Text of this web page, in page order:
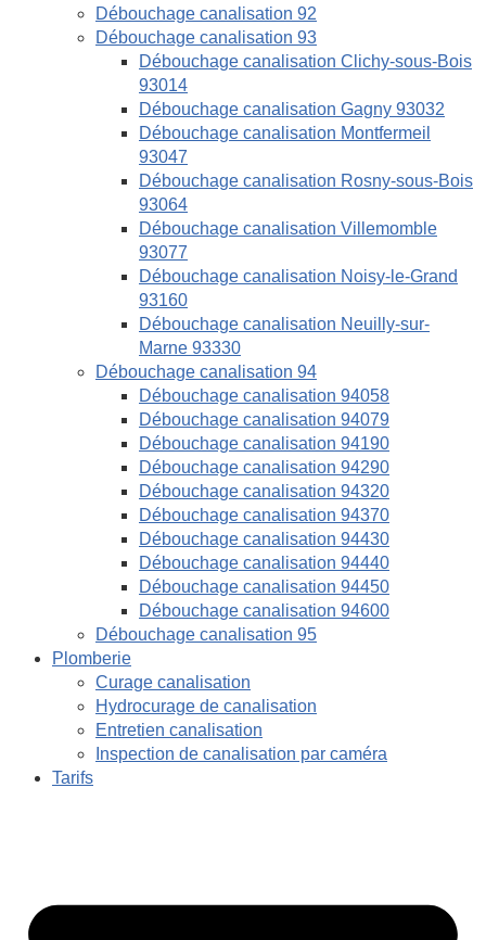
Débouchage canalisation 92
Débouchage canalisation 93
Débouchage canalisation Clichy-sous-Bois
93014
Débouchage canalisation Gagny 93032
Débouchage canalisation Montfermeil
93047
Débouchage canalisation Rosny-sous-Bois
93064
Débouchage canalisation Villemomble
93077
Débouchage canalisation Noisy-le-Grand
93160
Débouchage canalisation Neuilly-sur-
Marne 93330
Débouchage canalisation 94
Débouchage canalisation 94058
Débouchage canalisation 94079
Débouchage canalisation 94190
Débouchage canalisation 94290
Débouchage canalisation 94320
Débouchage canalisation 94370
Débouchage canalisation 94430
Débouchage canalisation 94440
Débouchage canalisation 94450
Débouchage canalisation 94600
Débouchage canalisation 95
Plomberie
Curage canalisation
Hydrocurage de canalisation
Entretien canalisation
Inspection de canalisation par caméra
Tarifs